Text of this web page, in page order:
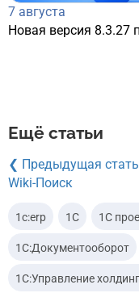
7 августа
Новая версия 8.3.27
Ещё статьи
❮ Предыдущая
Wiki-Поиск
1c:erp 1С 1С
1С:Документооборот
1С:Управление